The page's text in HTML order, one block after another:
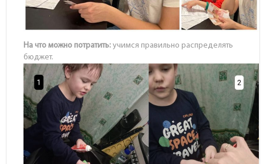
На что можно потратить: учимся правильно распределять
бюджет.